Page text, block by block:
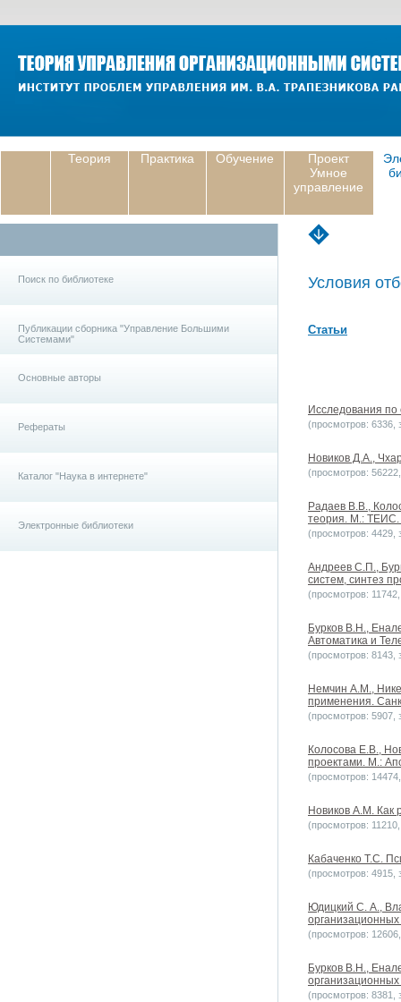
Теория Практика Обучение
Проект
Умное
управление
Поиск по библиотеке
Публикации сборника "Управление Большими
Системами"
Основные авторы
Рефераты
Каталог "Наука в интернете"
Электронные библиотеки
Условия
Статьи
Исследования
(просмотров: 6336,
Новиков Д.А.,
(просмотров:
Радаев В.В.,
теория. М.: ТЕИС.
(просмотров: 4429,
Андреев С.П.,
систем, синтез
(просмотров:
Бурков B.H.,
Автоматика и
(просмотров: 8143,
Немчин А.М.,
применения.
(просмотров: 5907,
Колосова Е.В.,
проектами. М.:
(просмотров:
Новиков А.М. Как
(просмотров:
Кабаченко Т.С.
(просмотров: 4915,
Юдицкий С. А.,
(просмотров:
Бурков B.H.,
(просмотров: 8381,